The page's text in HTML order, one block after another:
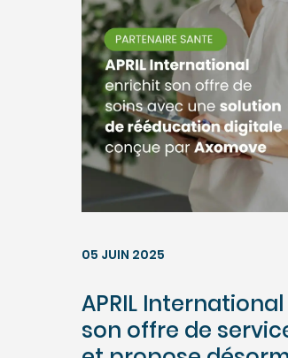
05 JUIN 2025
APRIL
son offre de